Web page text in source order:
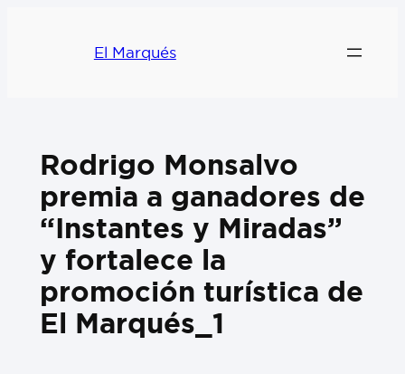
El Marqués
Rodrigo Monsalvo
premia a ganadores de
“Instantes y Miradas”
y fortalece la
promoción turística de
El Marqués_1